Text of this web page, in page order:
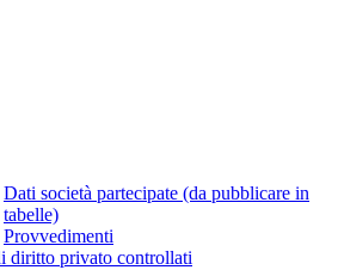
Dati società partecipate (da pubblicare in
tabelle)
Provvedimenti
diritto privato controllati